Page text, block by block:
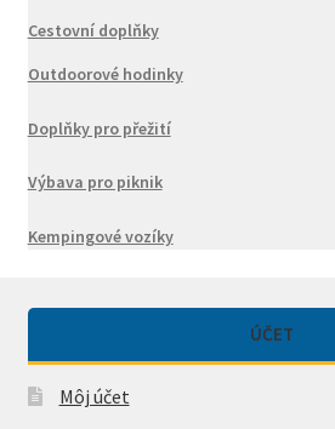
Cestovní doplňky
Outdoorové hodinky
Doplňky pro přežití
Výbava pro piknik
Kempingové vozíky
ÚČET
Môj účet